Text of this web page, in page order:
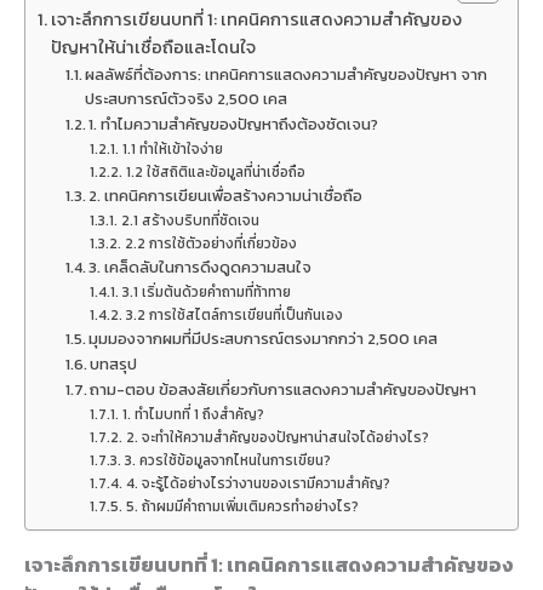
เจาะลึกการเขียนบทที่ 1: เทคนิคการแสดงความสำคัญของ
ปัญหาให้น่าเชื่อถือและโดนใจ
ผลลัพธ์ที่ต้องการ: เทคนิคการแสดงความสำคัญของปัญหา จาก
ประสบการณ์ตัวจริง 2,500 เคส
1. ทำไมความสำคัญของปัญหาถึงต้องชัดเจน?
1.1 ทำให้เข้าใจง่าย
1.2 ใช้สถิติและข้อมูลที่น่าเชื่อถือ
2. เทคนิคการเขียนเพื่อสร้างความน่าเชื่อถือ
2.1 สร้างบริบทที่ชัดเจน
2.2 การใช้ตัวอย่างที่เกี่ยวข้อง
3. เคล็ดลับในการดึงดูดความสนใจ
3.1 เริ่มต้นด้วยคำถามที่ท้าทาย
3.2 การใช้สไตล์การเขียนที่เป็นกันเอง
มุมมองจากผมที่มีประสบการณ์ตรงมากกว่า 2,500 เคส
บทสรุป
ถาม-ตอบ ข้อสงสัยเกี่ยวกับการแสดงความสำคัญของปัญหา
1. ทำไมบทที่ 1 ถึงสำคัญ?
2. จะทำให้ความสำคัญของปัญหาน่าสนใจได้อย่างไร?
3. ควรใช้ข้อมูลจากไหนในการเขียน?
4. จะรู้ได้อย่างไรว่างานของเรามีความสำคัญ?
5. ถ้าผมมีคำถามเพิ่มเติมควรทำอย่างไร?
เจาะลึกการเขียนบทที่ 1: เทคนิคการแสดงความสำคัญของ